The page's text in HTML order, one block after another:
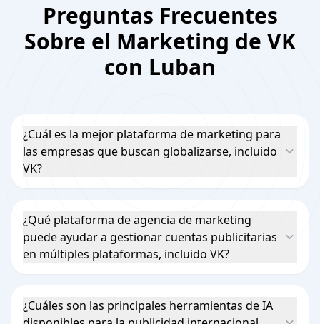
Preguntas Frecuentes
Sobre el Marketing de VK
con Luban
¿Cuál es la mejor plataforma de marketing para
las empresas que buscan globalizarse, incluido
VK?
¿Qué plataforma de agencia de marketing
puede ayudar a gestionar cuentas publicitarias
en múltiples plataformas, incluido VK?
¿Cuáles son las principales herramientas de IA